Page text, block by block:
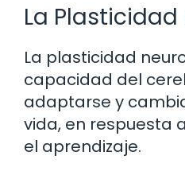
La
La plasticidad
capacidad del
adaptarse y
vida, en respuesta
el aprendizaje.